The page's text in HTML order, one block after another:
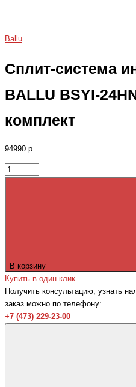
Ballu
Сплит-система
BALLU BSYI-
комплект
94990 р.
В корзину
Купить в один клик
Получить консультацию, узнать
заказ можно по телефону:
+7 (473) 229-23-00